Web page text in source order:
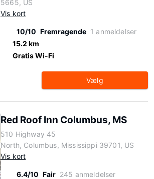
5665, US
Vis kort
10/10 Fremragende 1 anmeldelser
15.2 km
Gratis Wi-Fi
Vælg
Red Roof Inn Columbus, MS
510 Highway 45
North, Columbus, Mississippi 39701, US
Vis kort
6.4/10 Fair 245 anmeldelser